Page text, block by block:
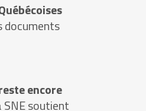
documents
encore
SNE soutient